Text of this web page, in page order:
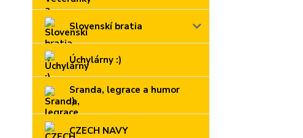
Slovenskí bratia
Úchylárny :)
Sranda, legrace a humor
:)
CZECH NAVY